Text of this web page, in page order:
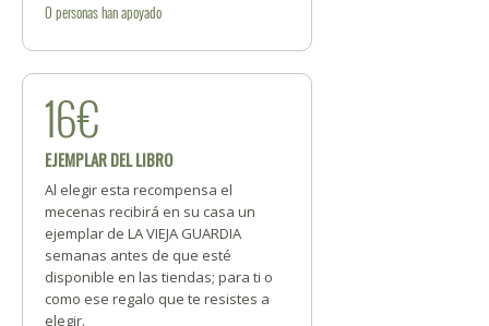
0 personashan apoyado
16€
EJEMPLAR DEL LIBRO
Al elegir esta recompensa el
mecenas recibirá en su casa un
ejemplar de LA VIEJA GUARDIA
semanas antes de que esté
disponible en las tiendas; para ti o
como ese regalo que te resistes a
elegir.